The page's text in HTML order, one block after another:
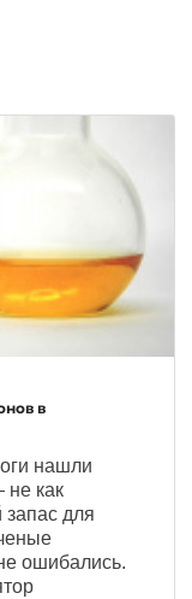
в
нашли
не как
запас для
ошибались.